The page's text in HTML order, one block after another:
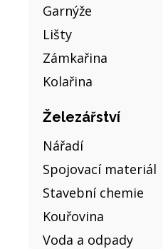
Garnýže
Lišty
Zámkařina
Kolařina
Železářství
Nářadí
Spojovací materiál
Stavební chemie
Kouřovina
Voda a odpady